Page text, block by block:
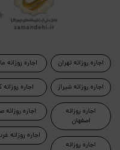
اجاره روزانه تهران
اجاره روزانه شیراز
اجاره روزانه
اصفهان
اجاره روزانه
اجاره روزانه
اجاره
اجاره روزانه
اجاره روزانه